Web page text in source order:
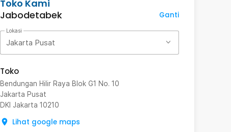
Toko Kami
Jabodetabek
Ganti
Lokasi
Jakarta Pusat
Toko
Bendungan Hilir Raya Blok G1 No. 10
Jakarta Pusat
DKI Jakarta 10210
Lihat google maps